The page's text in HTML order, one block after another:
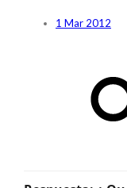
1 Mar 2012